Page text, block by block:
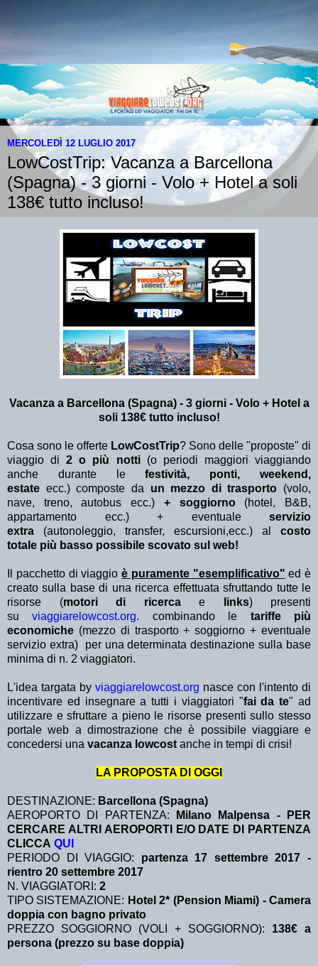
MERCOLEDÌ 12 LUGLIO 2017
LowCostTrip: Vacanza a Barcellona
(Spagna) - 3 giorni - Volo + Hotel a soli
138€ tutto incluso!
Vacanza a Barcellona (Spagna) - 3 giorni - Volo + Hotel a
soli 138€ tutto incluso!
Cosa sono le offerte LowCostTrip? Sono delle "proposte" di
viaggio di2 o più notti (o periodi maggiori viaggiando
anche durante lefestività, ponti, weekend,
estate ecc.) composte da un mezzo di trasporto (volo,
nave, treno, autobus ecc.) + soggiorno(hotel, B&B,
appartamento ecc.) + eventuale servizio
extra (autonoleggio, transfer, escursioni,ecc.) al costo
totale più basso possibile scovato sul web!
Il pacchetto di viaggio è puramente "esemplificativo" ed è
creato sulla base di una ricerca effettuata sfruttando tutte le
risorse (motori di ricerca e links) presenti
suviaggiarelowcost.org. combinando le tariffe più
economiche (mezzo di trasporto + soggiorno + eventuale
servizio extra)
per una determinata destinazione sulla base
minima di n. 2 viaggiatori.
L'idea targata by viaggiarelowcost.org nasce con l'intento di
incentivare ed insegnare a tutti i viaggiatori "fai da te" ad
utilizzare e sfruttare a pieno le risorse presenti sullo stesso
portale web a dimostrazione che è possibile viaggiare e
concedersi una vacanza lowcost anche in tempi di crisi!
LA PROPOSTA DI OGGI
DESTINAZIONE: Barcellona (Spagna)
AEROPORTO DI PARTENZA:
Milano Malpensa - PER
CERCARE ALTRI AEROPORTI E/O DATE DI PARTENZA
CLICCA QUI
PERIODO DI VIAGGIO: partenza 17 settembre 2017 -
rientro 20 settembre 2017
N. VIAGGIATORI: 2
TIPO SISTEMAZIONE: Hotel 2* (Pension Miami) - Camera
doppia con bagno privato
PREZZO SOGGIORNO (VOLI + SOGGIORNO): 138€ a
persona (prezzo su base doppia)